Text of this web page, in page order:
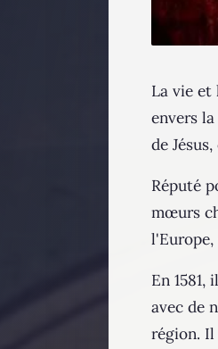
La vie et
envers
de
Réputé
mœurs
En
avec de
région. Il